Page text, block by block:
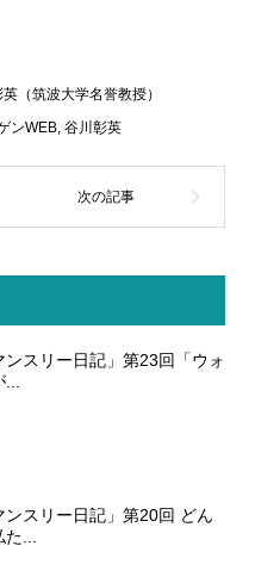
（筑波大学名誉教授）
ンWEB, 谷川彰英
ンスリー日記」第23回「ウォ
ンスリー日記」第20回 どん
...